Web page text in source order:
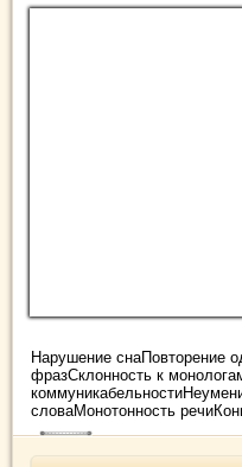
Нарушение снаПовторение
фразСклонность к
словаМонотонность